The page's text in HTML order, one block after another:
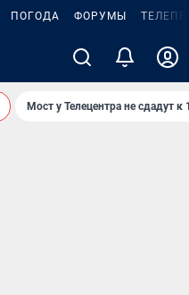
ПОГОДА ФОРУМЫ
Мост у Телецентра не сдадут к